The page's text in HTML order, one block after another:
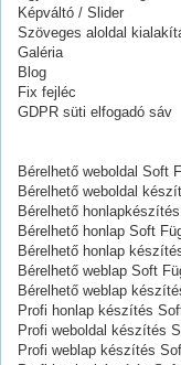
Képváltó / Slider
Szöveges aloldal
Galéria
Blog
Fix fejléc
GDPR süti elfogadó sáv
Bérelhető weboldal Soft
Bérelhető weboldal‎
Bérelhető
Bérelhető honlap Soft
Bérelhető honlap
Bérelhető weblap Soft
Bérelhető weblap
Profi honlap készítés
Profi weboldal készítés
Profi weblap készítés